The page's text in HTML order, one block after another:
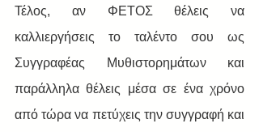
Τέλος, αν ΦΕΤΟΣ θέλεις να
καλλιεργήσεις το ταλέντο σου ως
Συγγραφέας Μυθιστορημάτων και
παράλληλα θέλεις μέσα σε ένα χρόνο
από τώρα να πετύχεις την συγγραφή και